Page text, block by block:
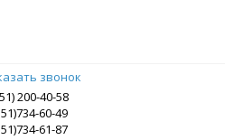
звонок
200-40-58
60-49
61-87